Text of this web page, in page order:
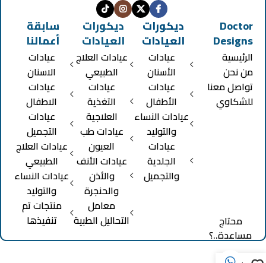
Doctor
Designs
الرئيسية
من نحن
تواصل معنا
للشكاوي
ديكورات
العيادات
عيادات
الأسنان
عيادات
الأطفال
عيادات النساء
والتوليد
عيادات
الجلدية
والتجميل
ديكورات
العيادات
عيادات العلاج
الطبيعي
عيادات
التغذية
العلاجية
عيادات طب
العيون
عيادات الأنف
والأذن
والحنجرة
معامل
التحاليل الطبية
سابقة
أعمالنا
عيادات
الاسنان
عيادات
الاطفال
عيادات
التجميل
عيادات العلاج
الطبيعي
عيادات النساء
والتوليد
منتجات تم
تنفيذها
محتاج
مساعدة..؟
0